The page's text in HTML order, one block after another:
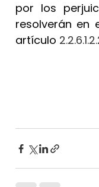
por los
resolverán en
artículo